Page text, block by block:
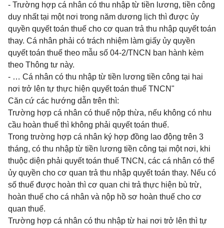
- Trường hợp cá nhân có thu nhập từ tiền lương, tiền công
duy nhất tại một nơi trong năm dương lịch thì được ủy
quyền quyết toán thuế cho cơ quan trả thu nhập quyết toán
thay. Cá nhân phải có trách nhiệm làm giấy ủy quyền
quyết toán thuế theo mẫu số 04-2/TNCN ban hành kèm
theo Thông tư này.
- … Cá nhân có thu nhập từ tiền lương tiền công tại hai
nơi trở lên tự thực hiện quyết toán thuế TNCN"
Căn cứ các hướng dẫn trên thì:
Trường hợp cá nhân có thuế nộp thừa, nếu không có nhu
cầu hoàn thuế thì không phải quyết toán thuế.
Trong trường hợp cá nhân ký hợp đồng lao động trên 3
tháng, có thu nhập từ tiền lương tiền công tại một nơi, khi
thuộc diện phải quyết toán thuế TNCN, các cá nhân có thể
ủy quyền cho cơ quan trả thu nhập quyết toán thay. Nếu có
số thuế được hoàn thì cơ quan chi trả thực hiện bù trừ,
hoàn thuế cho cá nhân và nộp hồ sơ hoàn thuế cho cơ
quan thuế.
Trường hợp cá nhân có thu nhập từ hai nơi trở lên thì tự